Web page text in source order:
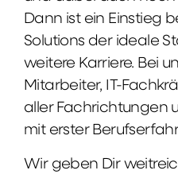
Dann ist ein Einstieg
Solutions der ideale
weitere Karriere. Bei
Mitarbeiter, IT-
aller Fachrichtungen
mit erster
Wir geben Dir